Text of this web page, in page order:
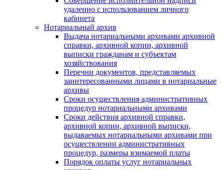
удаленно с использованием личного
кабинета
Нотариальный архив
Выдача нотариальными архивами архивной
справки, архивной копии, архивной
выписки гражданам и субъектам
хозяйствования
Перечни документов, представляемых
заинтересованными лицами в нотариальные
архивы
Сроки осуществления административных
процедур нотариальными архивами
Сроки действия архивной справки,
архивной копии, архивной выписки,
выдаваемых нотариальными архивами при
осуществлении административных
процедур, размеры взимаемой платы
Порядок оплаты услуг нотариальных